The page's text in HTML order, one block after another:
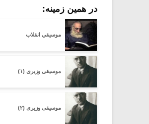
در همین زمینه:
موسیقیِ انقلاب
موسیقی وزیری (۱)
موسیقی وزیری (۲)